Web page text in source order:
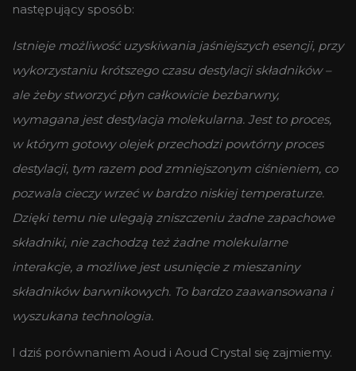
następujący sposób:
Istnieje możliwość uzyskiwania jaśniejszych esencji, przy
wykorzystaniu krótszego czasu destylacji składników –
ale żeby stworzyć płyn całkowicie bezbarwny,
wymagana jest destylacja molekularna. Jest to proces,
w którym gotowy olejek przechodzi powtórny proces
destylacji, tym razem pod zmniejszonym ciśnieniem, co
pozwala cieczy wrzeć w bardzo niskiej temperaturze.
Dzięki temu nie ulegają zniszczeniu żadne zapachowe
składniki, nie zachodzą też żadne molekularne
interakcje, a możliwe jest usunięcie z mieszaniny
składników barwnikowych. To bardzo zaawansowana i
wyszukana technologia.
I dziś porównaniem Aoud i Aoud Crystal się zajmiemy.